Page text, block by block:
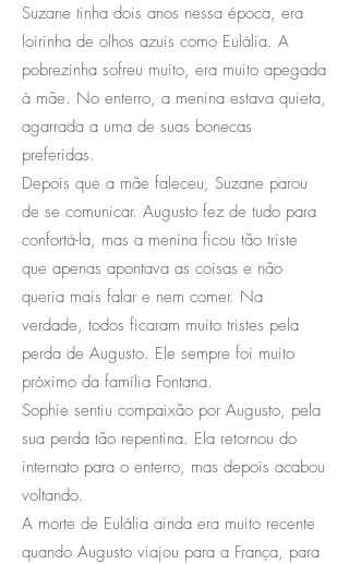
Suzane tinha dois anos nessa época, era
loirinha de olhos azuis como Eulália. A
pobrezinha sofreu muito, era muito apegada
à mãe. No enterro, a menina estava quieta,
agarrada a uma de suas bonecas
preferidas.
Depois que a mãe faleceu, Suzane parou
de se comunicar. Augusto fez de tudo para
confortá-la, mas a menina ficou tão triste
que apenas apontava as coisas e não
queria mais falar e nem comer. Na
verdade, todos ficaram muito tristes pela
perda de Augusto. Ele sempre foi muito
próximo da família Fontana.
Sophie sentiu compaixão por Augusto, pela
sua perda tão repentina. Ela retornou do
internato para o enterro, mas depois acabou
voltando.
A morte de Eulália ainda era muito recente
quando Augusto viajou para a França, para